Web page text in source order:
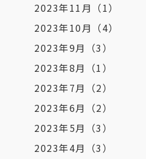
2023年11月 （1）
2023年10月 （4）
2023年9月
（3）
2023年8月
（1）
2023年7月
（2）
2023年6月
（2）
2023年5月
（3）
2023年4月
（3）